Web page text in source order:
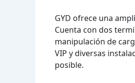
GYD ofrece una
Cuenta con dos
manipulación de
VIP y diversas
posible.